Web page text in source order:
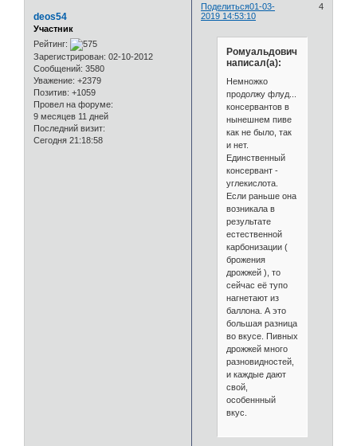
Поделиться 4
01-03-
2019 14:53:10
deos54
Участник
Рейтинг:
Зарегистрирован: 02-10-2012
Сообщений: 3580
Уважение: +2379
Позитив: +1059
Провел на форуме:
9 месяцев 11 дней
Последний визит:
Сегодня 21:18:58
Ромуальдович
написал(а):
Немножко
продолжу флуд...
консервантов в
нынешнем пиве
как не было, так
и нет.
Единственный
консервант -
углекислота.
Если раньше она
возникала в
результате
естественной
карбонизации (
брожения
дрожжей ), то
сейчас её тупо
нагнетают из
баллона. А это
большая разница
во вкусе. Пивных
дрожжей много
разновидностей,
и каждые дают
свой,
особеннный
вкус.